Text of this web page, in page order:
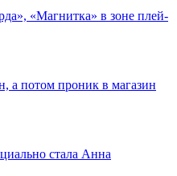
«Магнитка» в зоне плей-
а потом проник в магазин
стала Анна